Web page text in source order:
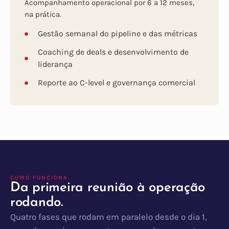
Acompanhamento operacional por 6 a 12 meses,
na prática.
Gestão semanal do pipeline e das métricas
Coaching de deals e desenvolvimento de
liderança
Reporte ao C-level e governança comercial
COMO FUNCIONA
Da primeira reunião à operação
rodando.
Quatro fases que rodam em paralelo desde o dia 1,